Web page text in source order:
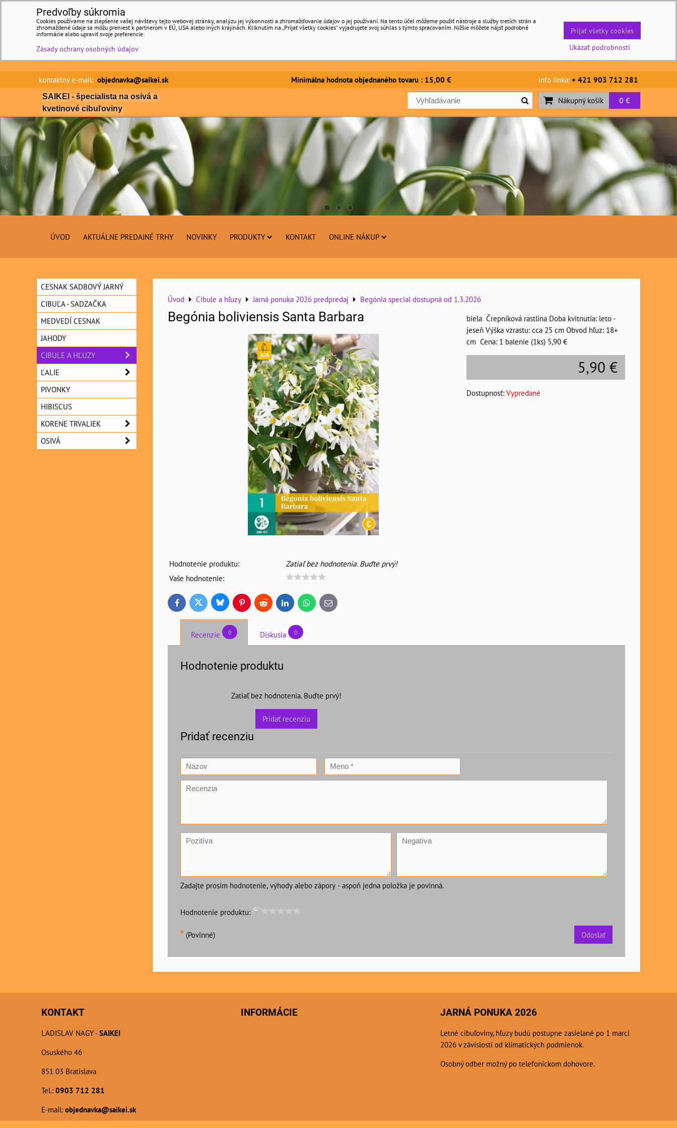
kontaktný e-mail: objednavka@saikei.sk Minimálna hodnota objednaného tovaru : 15,00 € info linka: + 421 903 712 281
SAIKEI - špecialista na osivá a
kvetinové cibuľoviny
Nákupný košík 0 €
ÚVOD AKTUÁLNE PREDAJNÉ TRHY NOVINKY PRODUKTY KONTAKT ONLINE NÁKUP
Úvod Cibule a hľuzy Jarná ponuka 2026 predpredaj Begónia special dostupná od 1.3.2026
Begónia boliviensis Santa Barbara
Hodnotenie produktu:
Zatiaľ bez hodnotenia. Buďte prvý!
Vaše hodnotenie:
biela Črepníková rastlina Doba kvitnutia: leto -
jeseň Výška vzrastu: cca 25 cm Obvod hľuz: 18+
cm Cena: 1 balenie (1ks) 5,90 €
5,90 €
Dostupnosť: Vypredané
FacebookTwitter BlueskyPinterestReddit LinkedInWhatsApp
E-
mail
Recenzie 0 Diskusia 0
Hodnotenie produktu
Zatiaľ bez hodnotenia. Buďte prvý!
Pridať recenziu
Pridať recenziu
Zadajte prosím hodnotenie, výhody alebo zápory - aspoň jedna položka je povinná.
Hodnotenie produktu:
* (Povinné) Odoslať
CESNAK SADBOVÝ JARNÝ
CIBUĽA - SADZAČKA
MEDVEDÍ CESNAK
JAHODY
CIBULE A HĽUZY
ĽALIE
PIVONKY
HIBISCUS
KORENE TRVALIEK
OSIVÁ
KONTAKT
LADISLAV NAGY -SAIKEI
Osuského 46
851 03 Bratislava
Tel.: 0903 712 281
E-mail: objednavka@saikei.sk
INFORMÁCIE JARNÁ PONUKA 2026
Letné cibuľoviny, hľuzy budú postupne zasielané po 1 marci
2026 v závislosti od klimatických podmienok.
Osobný odber možný po telefonickom dohovore.
Predvoľby súkromia
Cookies používame na zlepšenie vašej návštevy tejto webovej stránky, analýzu jej výkonnosti a zhromažďovanie údajov o jej používaní. Na tento účel môžeme použiť nástroje a služby tretích strán a
zhromaždené údaje sa môžu preniesť k partnerom v EÚ, USA alebo iných krajinách. Kliknutím na „Prijať všetky cookies“ vyjadrujete svoj súhlas s týmto spracovaním. Nižšie môžete nájsť podrobné
informácie alebo upraviť svoje preferencie.
Zásady ochrany osobných údajov Ukázať podrobnosti
Prijať všetky cookies